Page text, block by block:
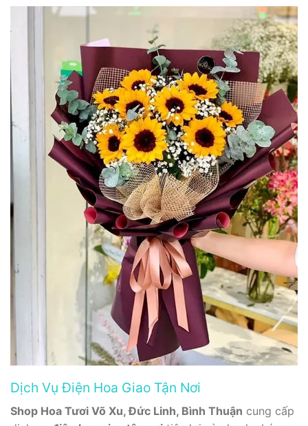
Dịch Vụ Điện Hoa Giao Tận Nơi
Shop Hoa Tươi Võ Xu, Đức Linh, Bình Thuận cung cấp